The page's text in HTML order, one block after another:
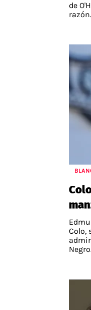
de
Colo,
Negro.